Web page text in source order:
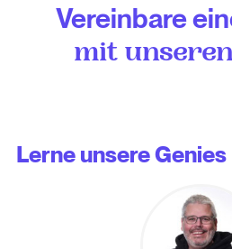
Vereinbare
mit
Lerne unsere Genies